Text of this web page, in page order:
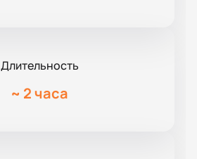
Длительность
~ 2 часа